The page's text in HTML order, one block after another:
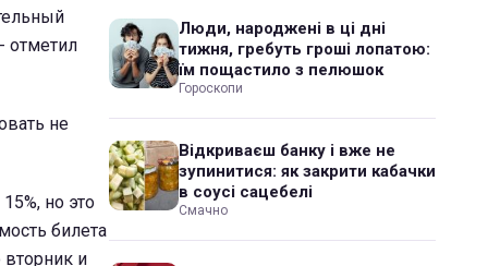
отметил
не
но это
билета
вторник и
Люди, народжені в ці дні
тижня, гребуть гроші лопатою:
їм пощастило з пелюшок
Гороскопи
Відкриваєш банку і вже не
зупинитися: як закрити кабачки
в соусі сацебелі
Смачно